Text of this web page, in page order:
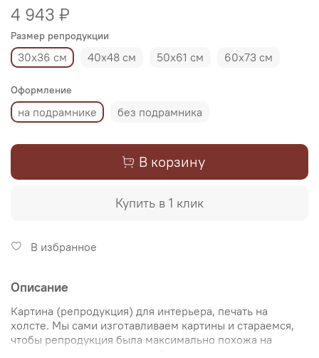
4 943 ₽
Размер репродукции
30х36 см 40х48 см 50х61 см 60х73 см
Оформление
на подрамнике без подрамника
В корзину
Купить в 1 клик
В избранное
Описание
Картина (репродукция) для интерьера, печать на
холсте. Мы сами изготавливаем картины и стараемся,
чтобы репродукция была максимально похожа на